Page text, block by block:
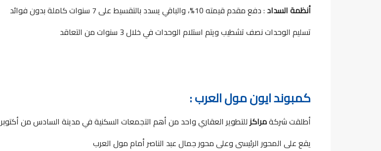
أنظمة السداد : دفع مقدم قيمته 10%، والباقي يسدد بالتقسيط على 7 سنوات كاملة بدون فوائد
تسليم الوحدات نصف تشطيب ويتم استلام الوحدات في خلال 3 سنوات من التعاقد
كمبوند ايون مول العرب :
أطلقت شركةمراكزللتطوير العقاري واحد من أهم التجمعات السكنية في مدينة السادس من أكتوبر
يقع على المحور الرئيسى وعلى محور جمال عبد الناصر أمام مول العرب